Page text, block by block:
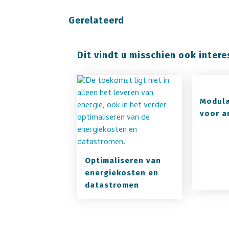
Gerelateerd
Dit vindt u misschien ook
Optimaliseren van
energiekosten en
datastromen
voor